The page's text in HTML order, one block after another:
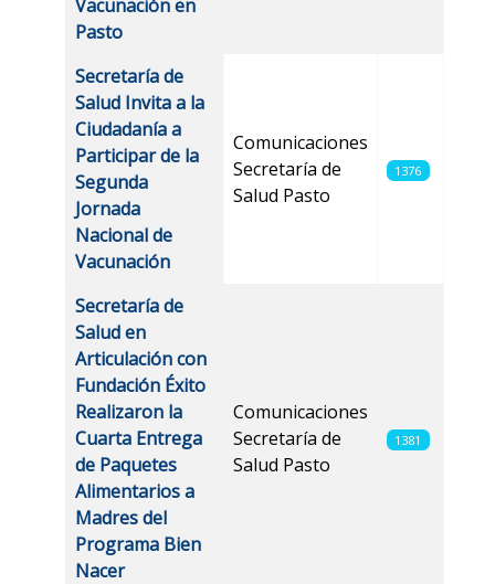
Vacunación en
Pasto
Secretaría de
Salud Invita a la
Ciudadanía a
Participar de la
Segunda
Jornada
Nacional de
Vacunación
Comunicaciones
Secretaría de
Salud Pasto
1376
Secretaría de
Salud en
Articulación con
Fundación Éxito
Realizaron la
Cuarta Entrega
de Paquetes
Alimentarios a
Madres del
Programa Bien
Nacer
Comunicaciones
Secretaría de
Salud Pasto
1381